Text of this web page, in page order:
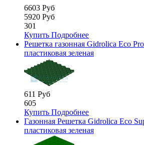
6603 Руб
5920 Руб
301
Купить Подробнее
Решетка газонная Gidrolica Eco
пластиковая зеленая
611 Руб
605
Купить Подробнее
Газонная Решетка Gidrolica Eco
пластиковая зеленая